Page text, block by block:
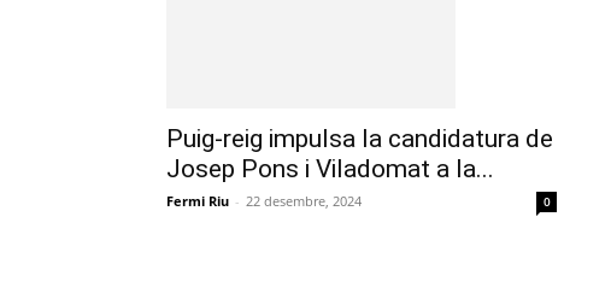
Puig-reig impulsa la candidatura de
Josep Pons i Viladomat a la...
Fermi Riu - 22 desembre, 2024 0